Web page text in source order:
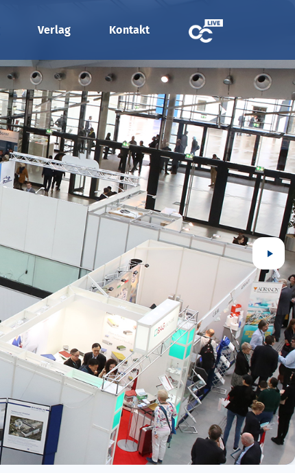
Verlag Kontakt